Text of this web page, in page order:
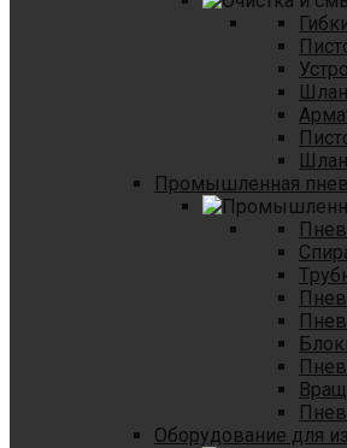
Промышленная
Оборудование для